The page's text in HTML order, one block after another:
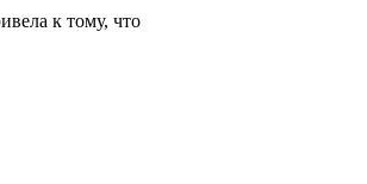
к тому, что